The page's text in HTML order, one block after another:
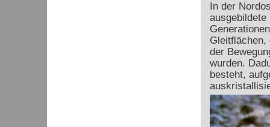
In der
Gleitflächen,
der
wurden.
besteht,